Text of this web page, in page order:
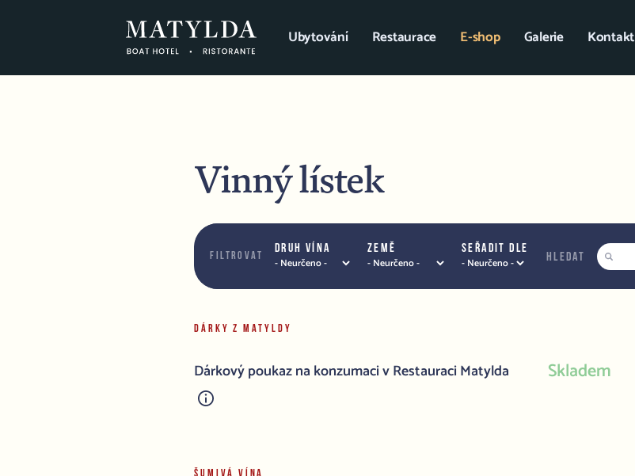
Ubytování Restaurace E-shop Galerie Kontakt
Vinný lístek
Filtrovat
Druh vína Země Seřadit dle
hledat
DÁRKY Z MATYLDY
Dárkový poukaz na konzumaci v Restauraci Matylda Skladem